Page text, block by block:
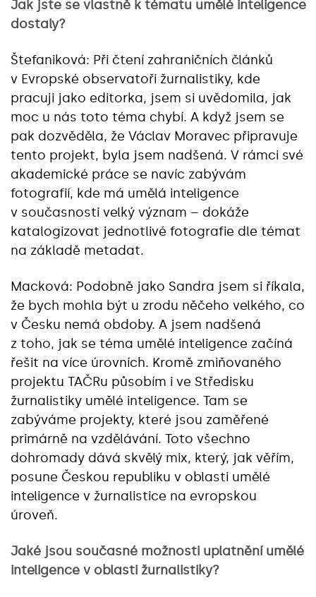
Jak jste se vlastně k tématu umělé inteligence
dostaly?
Štefaniková: Při čtení zahraničních článků
v Evropské observatoři žurnalistiky, kde
pracuji jako editorka, jsem si uvědomila, jak
moc u nás toto téma chybí. A když jsem se
pak dozvěděla, že Václav Moravec připravuje
tento projekt, byla jsem nadšená. V rámci své
akademické práce se navíc zabývám
fotografií, kde má umělá inteligence
v současnosti velký význam – dokáže
katalogizovat jednotlivé fotografie dle témat
na základě metadat.
Macková: Podobně jako Sandra jsem si říkala,
že bych mohla být u zrodu něčeho velkého, co
v Česku nemá obdoby. A jsem nadšená
z toho, jak se téma umělé inteligence začíná
řešit na více úrovních. Kromě zmiňovaného
projektu TAČRu působím i ve Středisku
žurnalistiky umělé inteligence. Tam se
zabýváme projekty, které jsou zaměřené
primárně na vzdělávání. Toto všechno
dohromady dává skvělý mix, který, jak věřím,
posune Českou republiku v oblasti umělé
inteligence v žurnalistice na evropskou
úroveň.
Jaké jsou současné možnosti uplatnění umělé
inteligence v oblasti žurnalistiky?